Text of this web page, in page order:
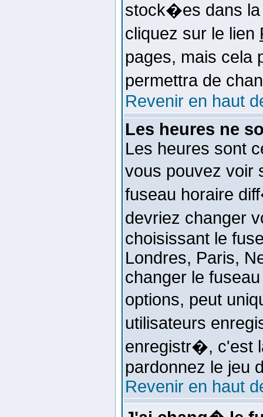
stock�es dans la
cliquez sur le lien
pages, mais cela
permettra de
Revenir en haut
Les heures ne
Les heures sont
vous pouvez voir
fuseau horaire
devriez changer
choisissant le
Londres, Paris,
changer le
options, peut
utilisateurs
enregistr�, c'est
pardonnez le jeu
Revenir en haut